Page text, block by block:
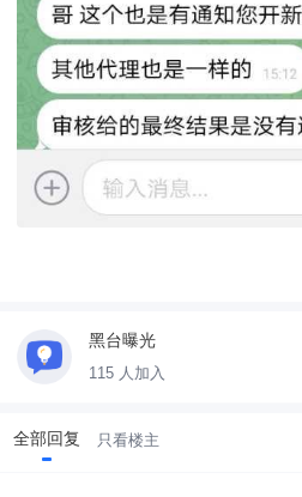
黑台曝光
115 人加入
全部回复 只看楼主